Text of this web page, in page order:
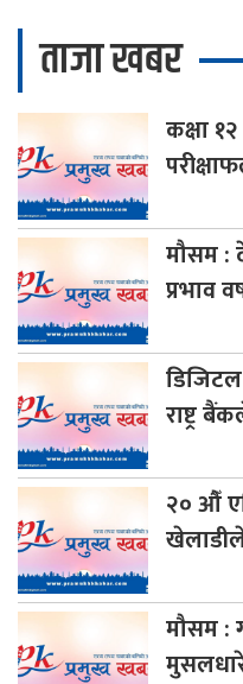
ताजा खबर
कक्षा
मौसम:
प्रभाव
डिजिटल
राष्ट्र
२०औँ
खेलाडीले
मौसम: